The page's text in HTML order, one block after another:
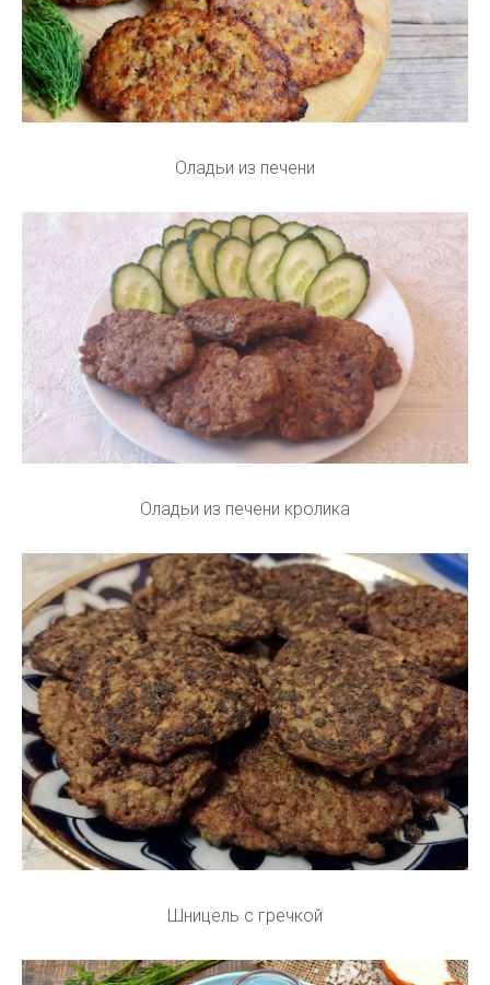
Оладьи из печени
Оладьи из печени кролика
Шницель с гречкой